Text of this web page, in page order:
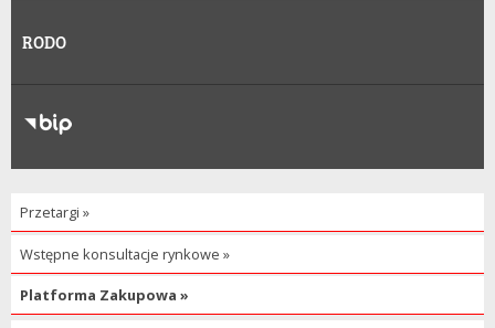
RODO
RODO
Klauzule informacyjne
Przetargi »
Wstępne konsultacje rynkowe »
Platforma Zakupowa »